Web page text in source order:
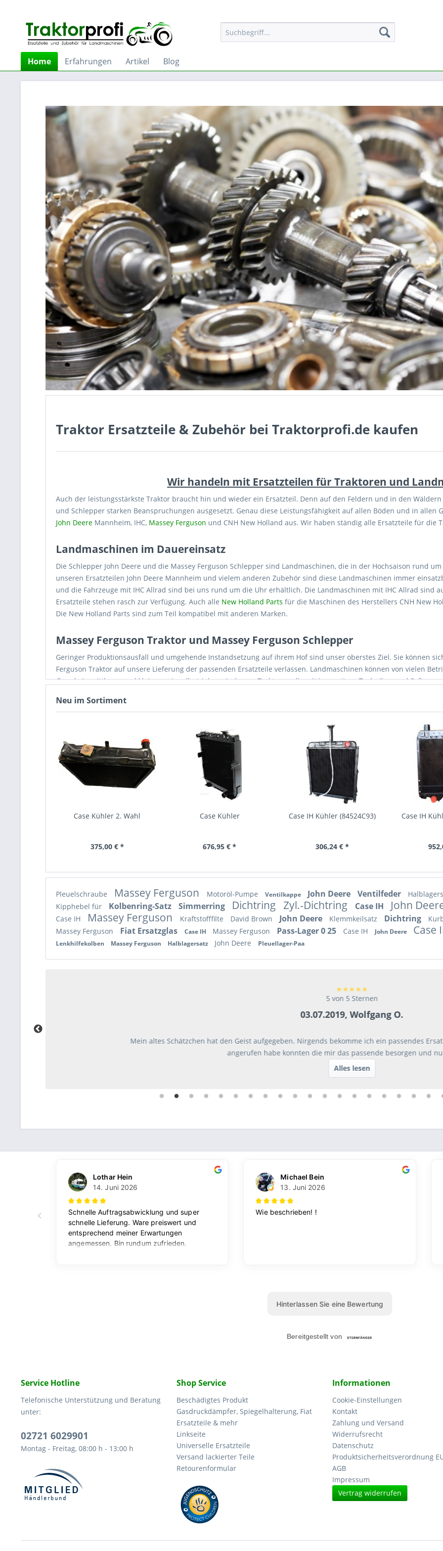
Home Erfahrungen Artikel Blog
Traktor Ersatzteile & Zubehör bei Traktorprofi.de kaufen
Wir handeln mit Ersatzteilen für Traktoren und
Auch der leistungsstärkste Traktor braucht hin und wieder ein Ersatzteil. Denn auf den Feldern und in den
und Schlepper starken Beanspruchungen ausgesetzt. Genau diese Leistungsfähigkeit auf allen Böden und in allen
John Deere Mannheim, IHC, Massey Ferguson und CNH New Holland aus. Wir haben ständig alle Ersatzteile für die
Landmaschinen im Dauereinsatz
Die Schlepper John Deere und die Massey Ferguson Schlepper sind Landmaschinen, die in der Hochsaison rund
unseren Ersatzteilen John Deere Mannheim und vielem anderen Zubehör sind diese Landmaschinen immer
und die Fahrzeuge mit IHC Allrad sind bei uns rund um die Uhr erhältlich. Die Landmaschinen mit IHC Allrad sind
Ersatzteile stehen rasch zur Verfügung. Auch alle New Holland Parts für die Maschinen des Herstellers CNH New
Die New Holland Parts sind zum Teil kompatibel mit anderen Marken.
Massey Ferguson Traktor und Massey Ferguson Schlepper
Geringer Produktionsausfall und umgehende Instandsetzung auf ihrem Hof sind unser oberstes Ziel. Sie können
Ferguson Traktor auf unsere Lieferung der passenden Ersatzteile verlassen. Landmaschinen können von vielen
Gerade in mittleren und kleineren Landbetrieben sind neue Traktoren, die mit innovativen Techniken und
Teile immer vorrätig. So kann jeder robuste Traktor viele Jahre beste Leistungen auf dem Feld und dem Hof
bereitgehalten. Auch für alle Modelle des Traktor IHC bieten wir die Ersatzteile an, die häufig verschleißen.
Landmaschine perfekt funktionieren. Mit den passenden Ersatzteilen macht die Landwirtschaft Freude!
Neu im Sortiment
Case Kühler 2. Wahl
375,00 € *
Case Kühler
676,95 € *
Case IH Kühler (84524C93)
306,24 € *
Case IH
Pleuelschraube Massey Ferguson Motoröl-Pumpe Ventilkappe John Deere Ventilfeder
Kipphebel für Kolbenring-Satz Simmerring Dichtring Zyl.-Dichtring Case IH John
Case IH Massey Ferguson Kraftstofffilte David Brown John Deere Klemmkeilsatz Dichtring
Massey Ferguson Fiat Ersatzglas Case IH Massey Ferguson Pass-Lager 0 25 Case IH John Deere Case
Lenkhilfekolben Massey Ferguson Halblagersatz John Deere Pleuellager-Paa
★★
5 von 5 Sternen
03.07.2019, Wolfgang O.
Mein altes Schätzchen hat den Geist aufgegeben. Nirgends bekomme ich ein passendes
angerufen habe konnten die mir das passende besorgen und nun
Alles lesen
Service Hotline
Telefonische Unterstützung und Beratung
unter:
02721 6029901
Montag - Freitag, 08:00 h - 13:00 h
Shop Service
Beschädigtes Produkt
Gasdruckdämpfer, Spiegelhalterung, Fiat
Ersatzteile & mehr
Linkseite
Universelle Ersatzteile
Versand lackierter Teile
Retourenformular
Informationen
Cookie-Einstellungen
Kontakt
Zahlung und Versand
Widerrufsrecht
Datenschutz
Produktsicherheitsverordnung
AGB
Impressum
Vertrag widerrufen